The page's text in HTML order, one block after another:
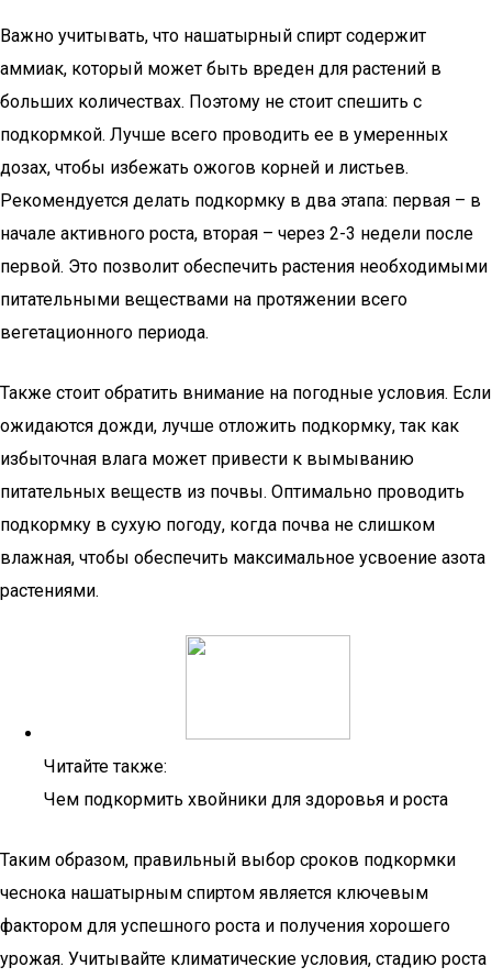
Важно учитывать, что нашатырный спирт содержит
аммиак, который может быть вреден для растений в
больших количествах. Поэтому не стоит спешить с
подкормкой. Лучше всего проводить ее в умеренных
дозах, чтобы избежать ожогов корней и листьев.
Рекомендуется делать подкормку в два этапа: первая – в
начале активного роста, вторая – через 2-3 недели после
первой. Это позволит обеспечить растения необходимыми
питательными веществами на протяжении всего
вегетационного периода.
Также стоит обратить внимание на погодные условия. Если
ожидаются дожди, лучше отложить подкормку, так как
избыточная влага может привести к вымыванию
питательных веществ из почвы. Оптимально проводить
подкормку в сухую погоду, когда почва не слишком
влажная, чтобы обеспечить максимальное усвоение азота
растениями.
Читайте также:
Чем подкормить хвойники для здоровья и роста
Таким образом, правильный выбор сроков подкормки
чеснока нашатырным спиртом является ключевым
фактором для успешного роста и получения хорошего
урожая. Учитывайте климатические условия, стадию роста